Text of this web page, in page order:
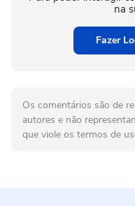
na
Fazer
Os comentários são de
autores e não
que viole os termos de